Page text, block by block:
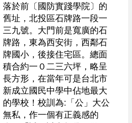
落於前〔國防實踐學院〕的
舊址，北投區石牌路一段一
三九號。大門前是寬廣的石
牌路，東為西安街，西鄰石
牌國小，後接住宅區。總面
積合約一０二三六坪，略呈
長方形，在當年可是台北市
新成立國民中學中佔地最大
的學校！校訓為:「公」大公
無私，作一個有正義感的